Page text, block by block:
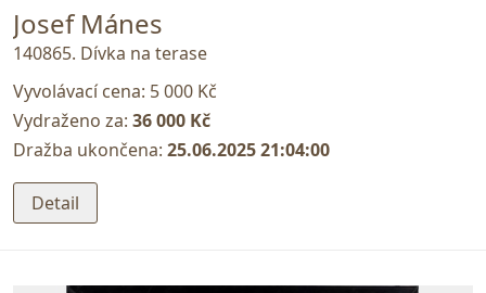
Josef Mánes
140865. Dívka na terase
Vyvolávací cena: 5 000 Kč
Vydraženo za: 36 000 Kč
Dražba ukončena: 25.06.2025 21:04:00
Detail